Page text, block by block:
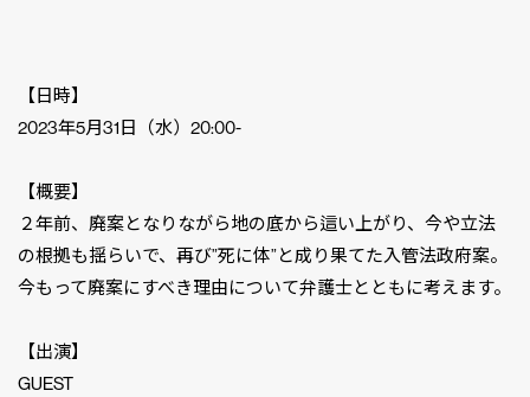
【日時】
2023年5月31日（水）20:00-
【概要】
２年前、廃案となりながら地の底から這い上がり、今や立法
の根拠も揺らいで、再び”死に体”と成り果てた入管法政府案。
今もって廃案にすべき理由について弁護士とともに考えます。
【出演】
GUEST